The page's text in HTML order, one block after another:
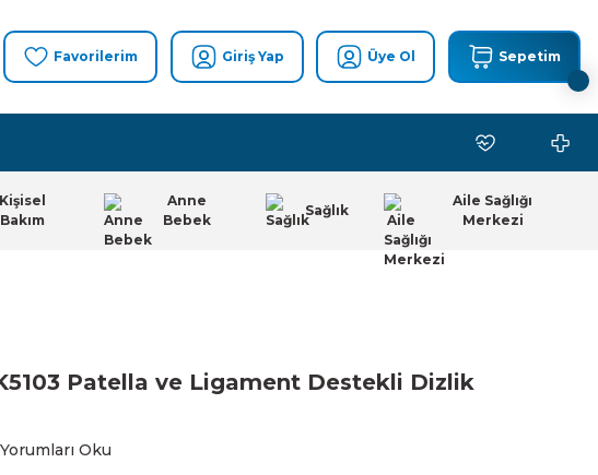
Favorilerim Giriş Yap Üye Ol Sepetim
Kişisel
Bakım
Anne
Bebek
Sağlık
Aile Sağlığı
Merkezi
Patella ve Ligament Destekli Dizlik
Oku